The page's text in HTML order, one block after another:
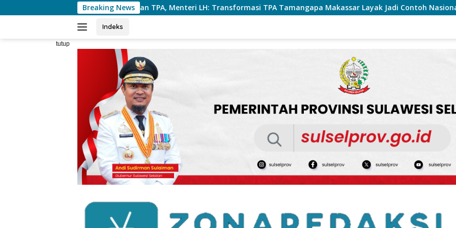
ke
Breaking News
TPA, Menteri LH: Transformasi TPA Tamangapa Makassar Layak Jadi Contoh Nasional Perkuat Kinerja
Indeks
tutup